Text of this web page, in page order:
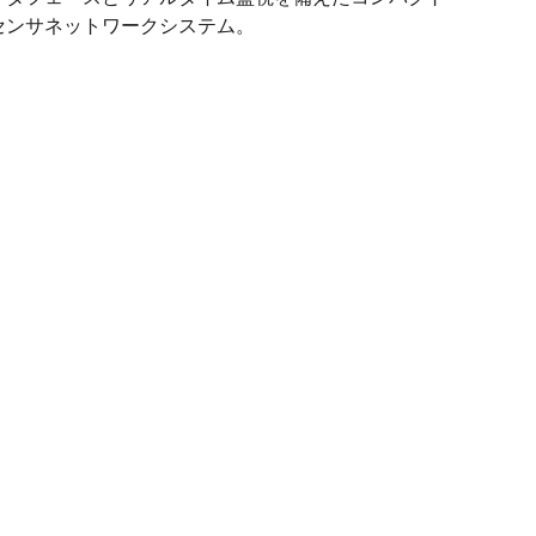
サネットワークシステム。